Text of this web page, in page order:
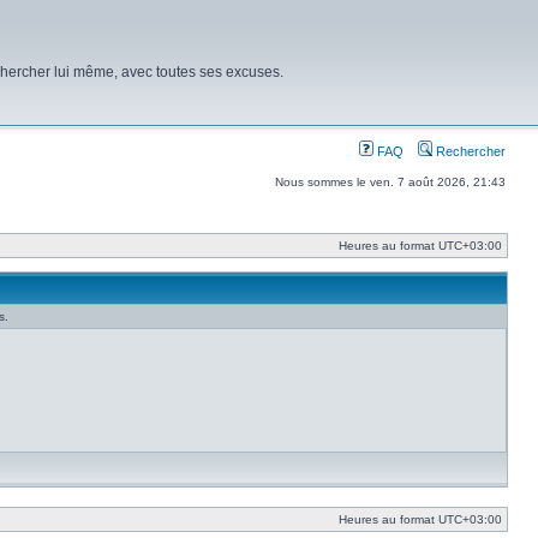
lui même, avec toutes ses excuses.
FAQ Rechercher
Nous sommes le ven. 7 août 2026, 21:43
Heures au format UTC+03:00
Heures au format UTC+03:00